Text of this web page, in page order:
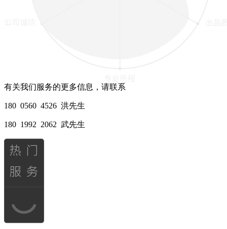
有关我们服务的更多信息，请联系
180 0560 4526 洪先生
180 1992 2062 武先生